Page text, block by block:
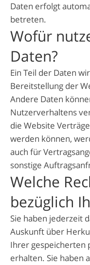
Daten erfolgt
betreten.
Wofür
Daten?
Ein Teil der Daten
Bereitstellung der
Andere Daten
Nutzerverhaltens
die Website
werden können,
auch für
sonstige
Welche
bezüglich
Sie haben jederzeit
Auskunft über
Ihrer gespeicherten
erhalten. Sie haben